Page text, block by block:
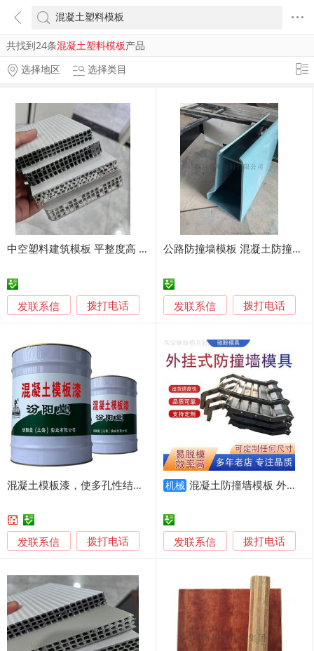
共找到24条混凝土塑料模板产品
选择地区
选择类目
中空塑料建筑模板 平整度高 混凝土浇筑专用
发联系信 拨打电话
公路防撞墙模板 混凝土防撞墙塑料模板
发联系信 拨打电话
混凝土模板漆，使多孔性结构或地层充填密实。
发联系信 拨打电话
机械 混凝土防撞墙模板 外挂式防撞护栏钢模板 驰盼制造
发联系信 拨打电话